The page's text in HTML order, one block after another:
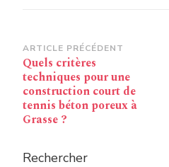
Navigation
d’article
ARTICLE PRÉCÉDENT
Quels critères
techniques pour une
construction court de
tennis béton poreux à
Grasse ?
Rechercher